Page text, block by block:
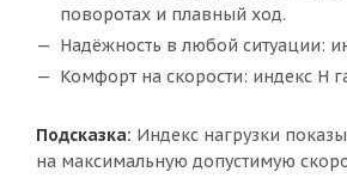
поворотах и плавный ход.
Надёжность в любой ситуации:
Комфорт на скорости: индекс H
Подсказка: Индекс нагрузки
на максимальную допустимую